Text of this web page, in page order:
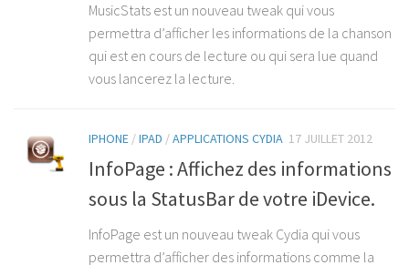
MusicStats est un nouveau tweak qui vous
permettra d’afficher les informations de la chanson
qui est en cours de lecture ou qui sera lue quand
vous lancerez la lecture.
IPHONE /IPAD /APPLICATIONS CYDIA 17 JUILLET 2012
InfoPage : Affichez des informations
sous la StatusBar de votre iDevice.
InfoPage est un nouveau tweak Cydia qui vous
permettra d’afficher des informations comme la